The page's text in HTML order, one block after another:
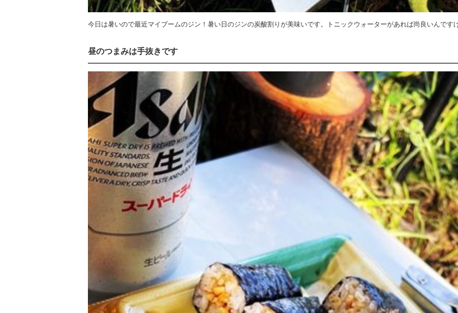
今日は暑いので最近マイブームのジン！暑い日のジンの炭酸割りが美味いです。トニックウォーターがあれば尚良いんです
昼のつまみは手抜きです